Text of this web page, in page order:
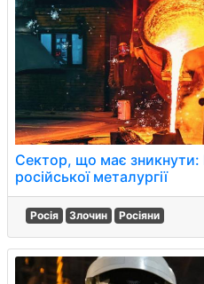
Сектор, що має
російської металургії
Росія Злочин Росіяни